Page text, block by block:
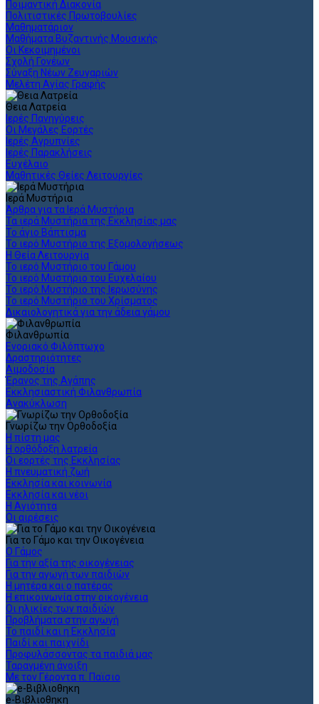
Ποιμαντική Διακονία
Πολιτιστικές Πρωτοβουλίες
Μαθηματάριον
Μαθήματα Βυζαντινής Μουσικής
Οι Κεκοιμημένοι
Σχολή Γονέων
Σύναξη Νέων Ζευγαριών
Μελέτη Αγίας Γραφής
Θεια Λατρεία
Ιερές Πανηγύρεις
Οι Μεγάλες Εορτές
Ιερές Αγρυπνίες
Ιερές Παρακλήσεις
Ευχέλαιο
Μαθητικές Θείες Λειτουργίες
Ιερά Μυστήρια
Άρθρα για τα Ιερά Μυστήρια
Τα ιερά Μυστήρια της Εκκλησίας μας
Το άγιο Βάπτισμα
Το ιερό Μυστήριο της Εξομολογήσεως
Η Θεία Λειτουργία
Το ιερό Μυστήριο του Γάμου
Το ιερό Μυστήριο του Ευχελαίου
Το ιερό Μυστήριο της Ιερωσύνης
Το ιερό Μυστήριο του Χρίσματος
Δικαιολογητικά για την άδεια γάμου
Φιλανθρωπία
Ενοριακό Φιλόπτωχο
Δραστηριότητες
Αιμοδοσία
Έρανος της Αγάπης
Εκκλησιαστική Φιλανθρωπία
Ανακύκλωση
Γνωρίζω την Ορθοδοξία
Η πίστη μας
Η ορθόδοξη λατρεία
Οι εορτές της Εκκλησίας
Η πνευματική ζωή
Εκκλησία και κοινωνία
Εκκλησία και νέοι
Η Αγιότητα
Οι αιρέσεις
Για το Γάμο και την Οικογένεια
Ο Γάμος
Για την αξία της οικογένειας
Για την αγωγή των παιδιών
Η μητέρα και ο πατέρας
Η επικοινωνία στην οικογένεια
Οι ηλικίες των παιδιών
Προβλήματα στην αγωγή
Το παιδί και η Εκκλησία
Παιδί και παιχνίδι
Προφυλάσσοντας τα παιδιά μας
Ταραγμένη άνοιξη
Με τον Γέροντα π. Παϊσιο
e-Βιβλιοθηκη